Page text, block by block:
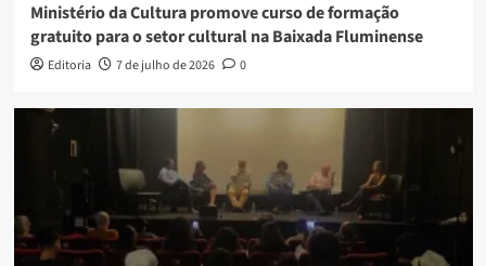
Ministério da Cultura promove curso de formação
gratuito para o setor cultural na Baixada Fluminense
Editoria 7 de julho de 2026 0